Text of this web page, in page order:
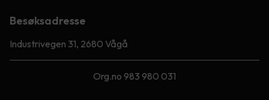
Besøksadresse
Industrivegen 31, 2680 Vågå
Org.no 983 980 031